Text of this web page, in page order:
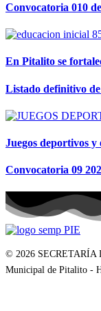
Convocatoria 010
En Pitalito se
Listado definitivo
Juegos deportivos
Convocatoria 09
© 2026 SECRETARÍA
Municipal de Pitalito -